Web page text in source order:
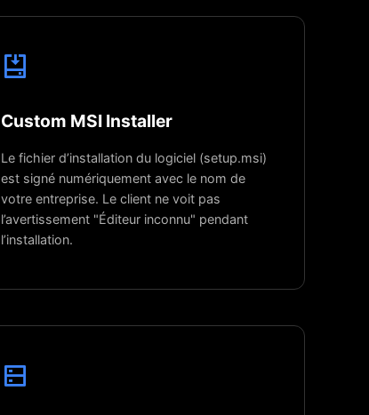
Custom MSI Installer
Le fichier d’installation du logiciel (setup.msi)
est signé numériquement avec le nom de
votre entreprise. Le client ne voit pas
l’avertissement "Éditeur inconnu" pendant
l’installation.